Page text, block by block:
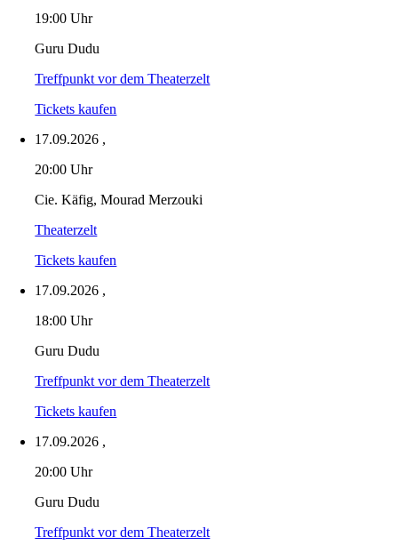
19:00 Uhr
Guru Dudu
Treffpunkt vor dem Theaterzelt
Tickets kaufen
17.09.2026 ,
20:00 Uhr
Cie. Käfig, Mourad Merzouki
Theaterzelt
Tickets kaufen
17.09.2026 ,
18:00 Uhr
Guru Dudu
Treffpunkt vor dem Theaterzelt
Tickets kaufen
17.09.2026 ,
20:00 Uhr
Guru Dudu
Treffpunkt vor dem Theaterzelt